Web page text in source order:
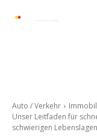
Auto / Verkehr
Unser Leitfaden für
schwierigen Lebenslagen